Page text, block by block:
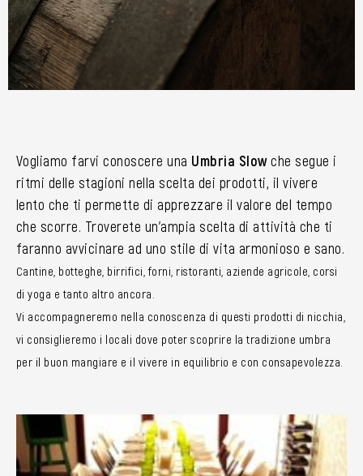
Vogliamo farvi conoscere una Umbria Slowche segue i
ritmi delle stagioni nella scelta dei prodotti, il vivere
lento che ti permette di apprezzare il valore del tempo
che scorre. Troverete un’ampia scelta di attività che ti
faranno avvicinare ad uno stile di vita armonioso e sano.
Cantine, botteghe, birrifici, forni, ristoranti, aziende agricole, corsi
di yoga e tanto altro ancora.
Vi accompagneremo nella conoscenza di questi prodotti di nicchia,
vi consiglieremo i locali dove poter scoprire la tradizione umbra
per il buon mangiare e il vivere in equilibrio e con consapevolezza.